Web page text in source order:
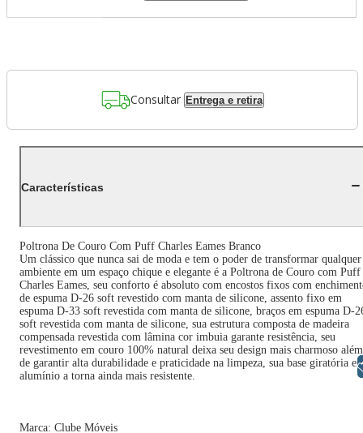
Consultar Entrega e retira
Características
Poltrona De Couro Com Puff Charles Eames Branco
Um clássico que nunca sai de moda e tem o poder de transformar qualquer
ambiente em um espaço chique e elegante é a Poltrona de Couro com Puff
Charles Eames, seu conforto é absoluto com encostos fixos com
de espuma D-26 soft revestido com manta de silicone, assento fixo em
espuma D-33 soft revestida com manta de silicone, braços em espuma D-
soft revestida com manta de silicone, sua estrutura composta de madeira
compensada revestida com lâmina cor imbuia garante resistência, seu
revestimento em couro 100% natural deixa seu design mais charmoso além
de garantir alta durabilidade e praticidade na limpeza, sua base giratória
alumínio a torna ainda mais resistente.
Marca: Clube Móveis
Libras